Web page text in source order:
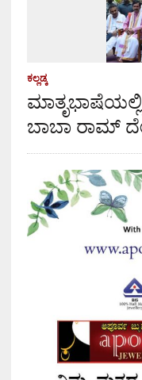
ಕಲ್ಲಡ್ಕ
ಬಾಬಾ ರಾಮ್